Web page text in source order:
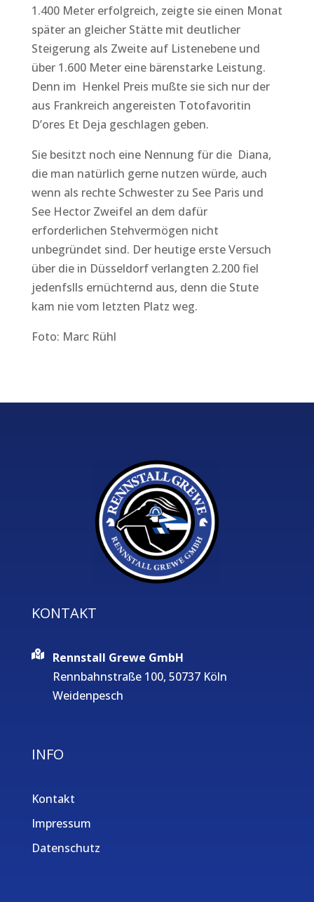
1.400 Meter erfolgreich, zeigte sie einen Monat
später an gleicher Stätte mit deutlicher
Steigerung als Zweite auf Listenebene und
über 1.600 Meter eine bärenstarke Leistung.
Denn im Henkel Preis mußte sie sich nur der
aus Frankreich angereisten Totofavoritin
D’ores Et Deja geschlagen geben.
Sie besitzt noch eine Nennung für die Diana,
die man natürlich gerne nutzen würde, auch
wenn als rechte Schwester zu See Paris und
See Hector Zweifel an dem dafür
erforderlichen Stehvermögen nicht
unbegründet sind. Der heutige erste Versuch
über die in Düsseldorf verlangten 2.200 fiel
jedenfslls ernüchternd aus, denn die Stute
kam nie vom letzten Platz weg.
Foto: Marc Rühl
KONTAKT
Rennstall Grewe GmbH
Rennbahnstraße 100, 50737 Köln
Weidenpesch
INFO
Kontakt
Impressum
Datenschutz